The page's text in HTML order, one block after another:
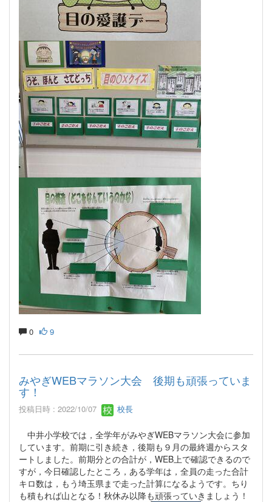
0 9
みやぎWEBマラソン大会 後期も頑張っていま
す！
投稿日時 : 2022/10/07 校長
中井小学校では，全学年がみやぎWEBマラソン大会に参加
しています。前期に引き続き，後期も９月の最終週からスタ
ートしました。前期分との合計が，WEB上で確認できるので
すが，今日確認したところ，ある学年は，全員の走った合計
キロ数は，もう埼玉県まで走った計算になるようです。ちり
も積もれば山となる！秋休み以降も頑張っていきましょう！